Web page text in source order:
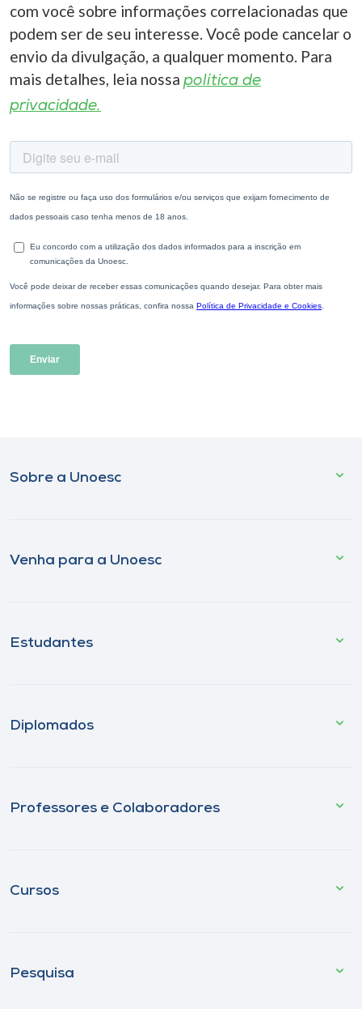
com você sobre informações correlacionadas que
podem ser de seu interesse. Você pode cancelar o
envio da divulgação, a qualquer momento. Para
mais detalhes, leia nossa política de
privacidade.
Sobre a Unoesc
Venha para a Unoesc
Estudantes
Diplomados
Professores e Colaboradores
Cursos
Pesquisa